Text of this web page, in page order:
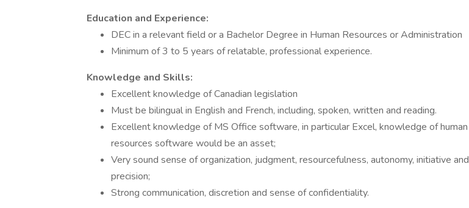
Education and Experience:
DEC in a relevant field or a Bachelor Degree in Human Resources or Administration
Minimum of 3 to 5 years of relatable, professional experience.
Knowledge and Skills:
Excellent knowledge of Canadian legislation
Must be bilingual in English and French, including, spoken, written and reading.
Excellent knowledge of MS Office software, in particular Excel, knowledge of human
resources software would be an asset;
Very sound sense of organization, judgment, resourcefulness, autonomy, initiative and
precision;
Strong communication, discretion and sense of confidentiality.